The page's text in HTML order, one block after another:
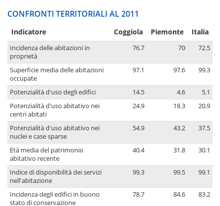
CONFRONTI TERRITORIALI AL 2011
Indicatore Coggiola Piemonte Italia
Incidenza delle abitazioni in
proprietà
76.7 70 72.5
Superficie media delle abitazioni
occupate
97.1 97.6 99.3
Potenzialità d'uso degli edifici 14.5 4.6
5.1
Potenzialità d'uso abitativo nei
centri abitati
24.9 18.3 20.9
Potenzialità d'uso abitativo nei
nuclei e case sparse
54.9 43.2 37.5
Età media del patrimonio
abitativo recente
40.4 31.8 30.1
Indice di disponibilità dei servizi
nell'abitazione
99.3 99.5 99.1
Incidenza degli edifici in buono
stato di conservazione
78.7 84.6 83.2